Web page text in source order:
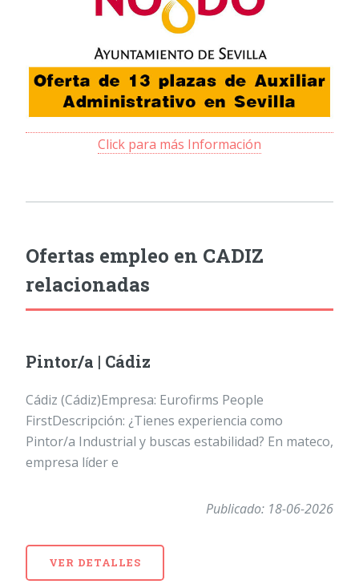
Click para más Información
Ofertas empleo en CADIZ
relacionadas
Pintor/a | Cádiz
Cádiz (Cádiz)Empresa: Eurofirms People
FirstDescripción: ¿Tienes experiencia como
Pintor/a Industrial y buscas estabilidad? En mateco,
empresa líder e
Publicado: 18-06-2026
VER DETALLES